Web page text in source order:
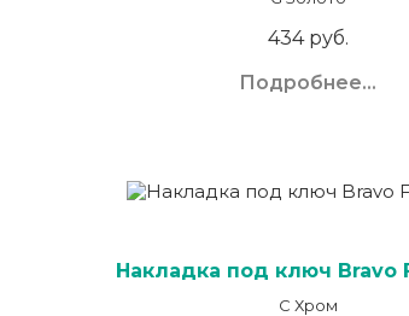
434 руб.
Подробнее...
Накладка под ключ Bravo
C Хром